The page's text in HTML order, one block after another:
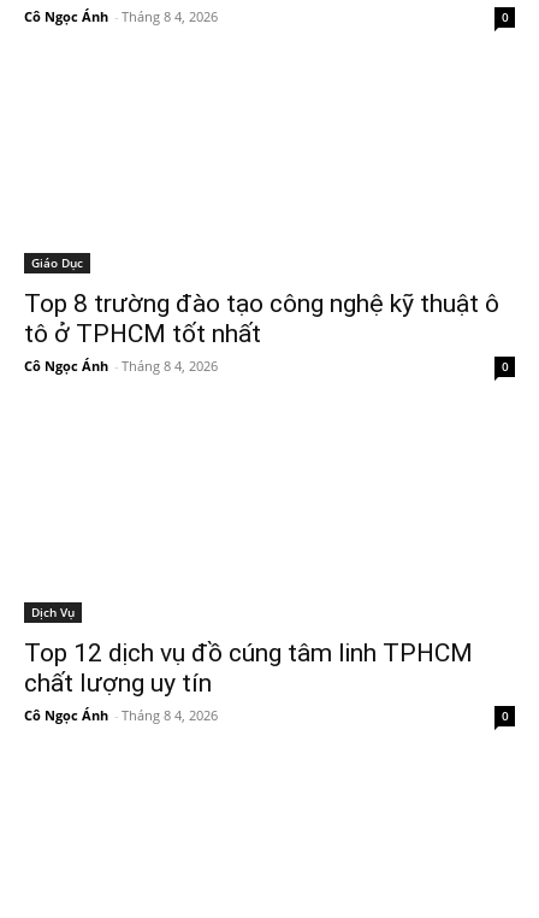
Cô Ngọc Ánh - Tháng 8 4, 2026 0
Giáo Dục
Top 8 trường đào tạo công nghệ kỹ thuật ô
tô ở TPHCM tốt nhất
Cô Ngọc Ánh - Tháng 8 4, 2026 0
Dịch Vụ
Top 12 dịch vụ đồ cúng tâm linh TPHCM
chất lượng uy tín
Cô Ngọc Ánh - Tháng 8 4, 2026 0